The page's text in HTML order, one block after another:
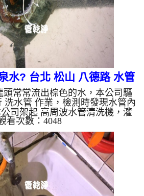
跟石油一樣黑...
水? 台北 松山 八德路 水管
清洗
頭常常流出棕色的水，本公司驅
洗水管 作業，檢測時發現水管內
司架起 高周波水管清洗機，灌
面，等了約15分，開啟 水管清洗
式，一開始就洗出棕黑色泉水，
深，看起來與咖啡一樣，如下圖
時後，出水變乾淨出水量也變大
水管老化，會產生鐵鏽跟泥沙堆
是咖啡色，地下水含有氧化錳，
管垢，洗出來的水會跟石油一樣
些洗出綠色的...
看次數：4048